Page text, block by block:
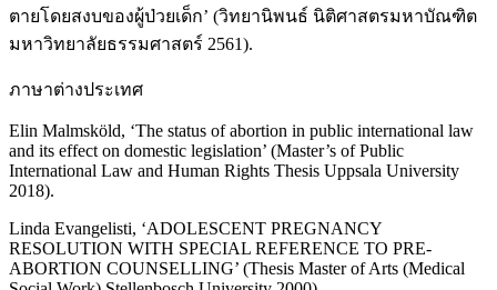
ตายโดยสงบของผู้ป่วยเด็ก’ (วิทยานิพนธ์ นิติศาสตรมหาบัณฑิต
มหาวิทยาลัยธรรมศาสตร์ 2561).
ภาษาต่างประเทศ
Elin Malmsköld, ‘The status of abortion in public international law
and its effect on domestic legislation’ (Master’s of Public
International Law and Human Rights Thesis Uppsala University
2018).
Linda Evangelisti, ‘ADOLESCENT PREGNANCY
RESOLUTION WITH SPECIAL REFERENCE TO PRE-
ABORTION COUNSELLING’ (Thesis Master of Arts (Medical